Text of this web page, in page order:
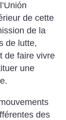
de cette
de la
de lutte,
de faire vivre
une
des